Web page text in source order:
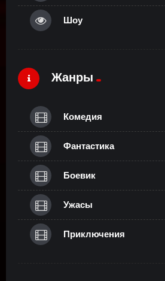
Шоу
Жанры
Комедия
Фантастика
Боевик
Ужасы
Приключения